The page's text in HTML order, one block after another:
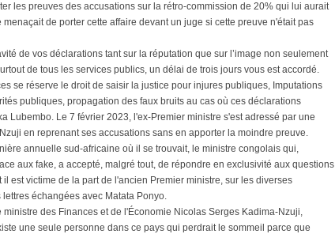
les preuves des accusations sur la rétro-commission de 20% qui lui aurait
de porter cette affaire devant un juge si cette preuve n'était pas
de vos déclarations tant sur la réputation que sur l’image non seulement
de tous les services publics, un délai de trois jours vous est accordé.
se réserve le droit de saisir la justice pour injures publiques, Imputations
publiques, propagation des faux bruits au cas où ces déclarations
Lubembo. Le 7 février 2023, l'ex-Premier ministre s'est adressé par une
en reprenant ses accusations sans en apporter la moindre preuve.
annuelle sud-africaine où il se trouvait, le ministre congolais qui,
aux fake, a accepté, malgré tout, de répondre en exclusivité aux questions
est victime de la part de l'ancien Premier ministre, sur les diverses
échangées avec Matata Ponyo.
des Finances et de l'Économie Nicolas Serges Kadima-Nzuji,
une seule personne dans ce pays qui perdrait le sommeil parce que